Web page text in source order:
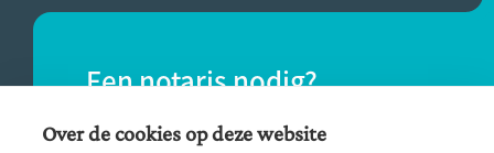
Een notaris nodig?
Vind eenvoudig een notaris bij jou in de
Over de cookies op deze website